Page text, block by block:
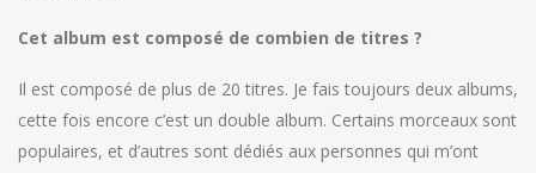
Cet album est composé de combien de titres ?
Il est composé de plus de 20 titres. Je fais toujours deux albums,
cette fois encore c’est un double album. Certains morceaux sont
populaires, et d’autres sont dédiés aux personnes qui m’ont